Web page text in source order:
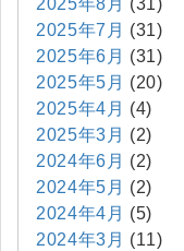
2025年8月 (31)
2025年7月 (31)
2025年6月 (31)
2025年5月 (20)
2025年4月 (4)
2025年3月 (2)
2024年6月 (2)
2024年5月 (2)
2024年4月 (5)
2024年3月 (11)